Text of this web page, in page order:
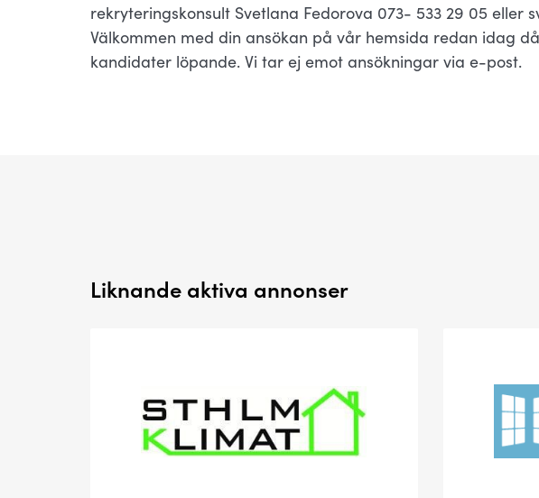
rekryteringskonsult Svetlana Fedorova 073- 533 29 05 eller
Välkommen med din ansökan på vår hemsida redan idag
kandidater löpande. Vi tar ej emot ansökningar via e-post.
Liknande aktiva annonser